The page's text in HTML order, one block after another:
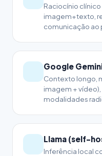
Raciocínio
imagem+texto,
comunicação ao
Google
Contexto longo,
imagem + vídeo),
modalidades
Llama (self-
Inferência local